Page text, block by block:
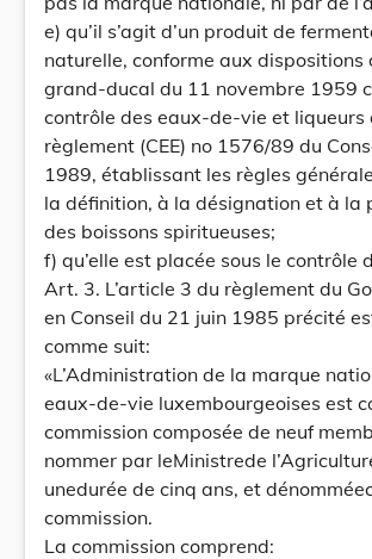
e) qu’il s’agit d’un produit de
naturelle, conforme aux dispositions
grand-ducal du 11 novembre 1959
contrôle des eaux-de-vie et liqueurs
règlement (CEE) no 1576/89 du
1989, établissant les règles
la définition, à la désignation et à la
des boissons spiritueuses;
f) qu’elle est placée sous le contrôle
Art. 3. L’article 3 du règlement du
en Conseil du 21 juin 1985 précité
comme suit:
«L’Administration de la marque
eaux-de-vie luxembourgeoises est
commission composée de neuf
nommer par leMinistrede
unedurée de cinq ans, et
commission.
La commission comprend: